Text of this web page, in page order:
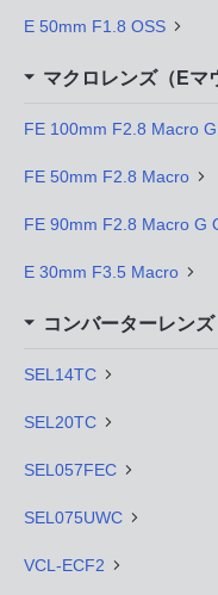
E 50mm F1.8 OSS
マクロレンズ（Eマ
FE 100mm F2.8 Macro
FE 50mm F2.8 Macro
FE 90mm F2.8 Macro G
E 30mm F3.5 Macro
コンバーターレンズ
SEL14TC
SEL20TC
SEL057FEC
SEL075UWC
VCL-ECF2